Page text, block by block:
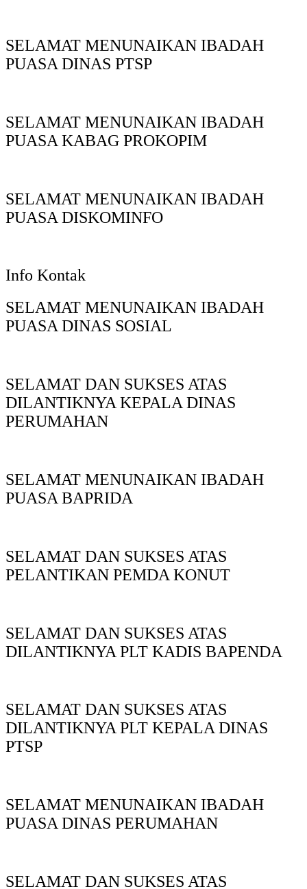
SELAMAT MENUNAIKAN IBADAH
PUASA DINAS PTSP
SELAMAT MENUNAIKAN IBADAH
PUASA KABAG PROKOPIM
SELAMAT MENUNAIKAN IBADAH
PUASA DISKOMINFO
Info Kontak
SELAMAT MENUNAIKAN IBADAH
PUASA DINAS SOSIAL
SELAMAT DAN SUKSES ATAS
DILANTIKNYA KEPALA DINAS
PERUMAHAN
SELAMAT MENUNAIKAN IBADAH
PUASA BAPRIDA
SELAMAT DAN SUKSES ATAS
PELANTIKAN PEMDA KONUT
SELAMAT DAN SUKSES ATAS
DILANTIKNYA PLT KADIS BAPENDA
SELAMAT DAN SUKSES ATAS
DILANTIKNYA PLT KEPALA DINAS
PTSP
SELAMAT MENUNAIKAN IBADAH
PUASA DINAS PERUMAHAN
SELAMAT DAN SUKSES ATAS